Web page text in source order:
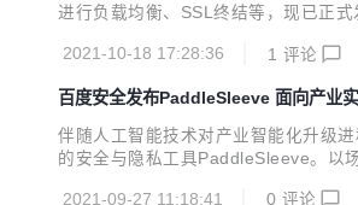
进行负载均衡、SSL终结等，现已正
2021-10-18 17:28:36
1 评论
百度安全发布PaddleSleeve 面向产业
伴随人工智能技术对产业智能化升级
的安全与隐私工具PaddleSleeve。以
2021-09-27 11:18:41 0 评论